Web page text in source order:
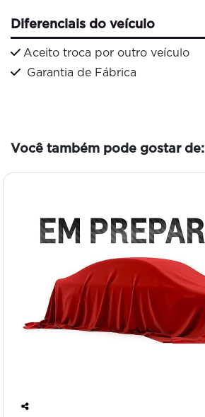
Diferenciais do veículo
Aceito troca por outro veículo
Garantia de Fábrica
Você também pode gostar de: